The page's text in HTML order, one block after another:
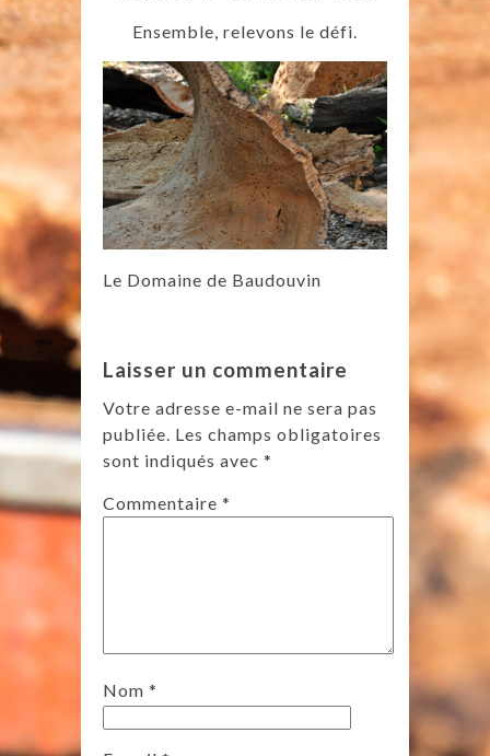
Ensemble, relevons le défi.
Le Domaine de Baudouvin
Laisser un commentaire
Votre adresse e-mail ne sera pas
publiée. Les champs obligatoires
sont indiqués avec *
Commentaire *
Nom *